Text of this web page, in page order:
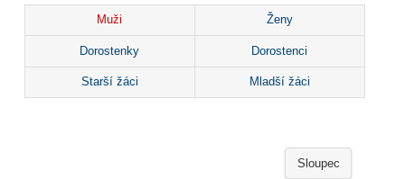
Muži Ženy
Dorostenky Dorostenci
Starší žáci Mladší žáci
Sloupec